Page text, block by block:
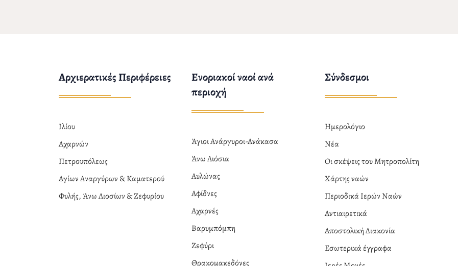
Αρχιερατικές Περιφέρειες
Ιλίου
Αχαρνών
Πετρουπόλεως
Αγίων Αναργύρων & Καματερού
Φυλής, Άνω Λιοσίων & Ζεφυρίου
Ενοριακοί ναοί ανά
περιοχή
Άγιοι Ανάργυροι-Ανάκασα
Άνω Λιόσια
Αυλώνας
Αφίδνες
Αχαρνές
Βαρυμπόμπη
Ζεφύρι
Θρακομακεδόνες
Σύνδεσμοι
Ημερολόγιο
Νέα
Οι σκέψεις του Μητροπολίτη
Χάρτης ναών
Περιοδικά Ιερών Ναών
Αντιαιρετικά
Αποστολική Διακονία
Εσωτερικά έγγραφα